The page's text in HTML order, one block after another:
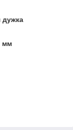
дужка
мм